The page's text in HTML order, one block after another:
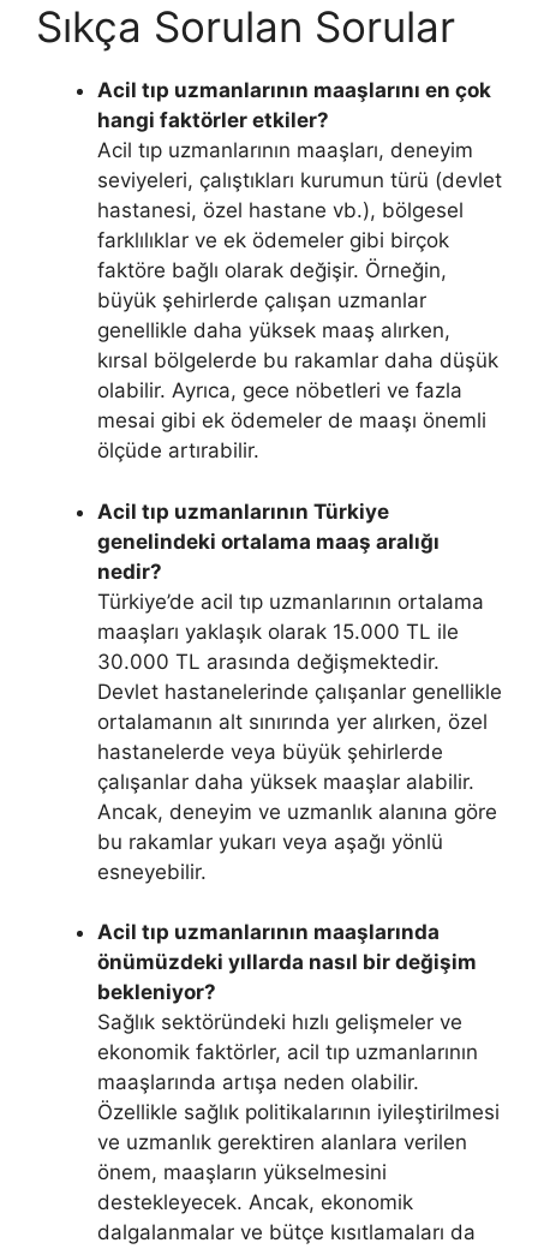
Sıkça Sorulan Sorular
Acil tıp uzmanlarının maaşlarını en çok
hangi faktörler etkiler?
Acil tıp uzmanlarının maaşları, deneyim
seviyeleri, çalıştıkları kurumun türü (devlet
hastanesi, özel hastane vb.), bölgesel
farklılıklar ve ek ödemeler gibi birçok
faktöre bağlı olarak değişir. Örneğin,
büyük şehirlerde çalışan uzmanlar
genellikle daha yüksek maaş alırken,
kırsal bölgelerde bu rakamlar daha düşük
olabilir. Ayrıca, gece nöbetleri ve fazla
mesai gibi ek ödemeler de maaşı önemli
ölçüde artırabilir.
Acil tıp uzmanlarının Türkiye
genelindeki ortalama maaş aralığı
nedir?
Türkiye’de acil tıp uzmanlarının ortalama
maaşları yaklaşık olarak 15.000 TL ile
30.000 TL arasında değişmektedir.
Devlet hastanelerinde çalışanlar genellikle
ortalamanın alt sınırında yer alırken, özel
hastanelerde veya büyük şehirlerde
çalışanlar daha yüksek maaşlar alabilir.
Ancak, deneyim ve uzmanlık alanına göre
bu rakamlar yukarı veya aşağı yönlü
esneyebilir.
Acil tıp uzmanlarının maaşlarında
önümüzdeki yıllarda nasıl bir değişim
bekleniyor?
Sağlık sektöründeki hızlı gelişmeler ve
ekonomik faktörler, acil tıp uzmanlarının
maaşlarında artışa neden olabilir.
Özellikle sağlık politikalarının iyileştirilmesi
ve uzmanlık gerektiren alanlara verilen
önem, maaşların yükselmesini
destekleyecek. Ancak, ekonomik
dalgalanmalar ve bütçe kısıtlamaları da